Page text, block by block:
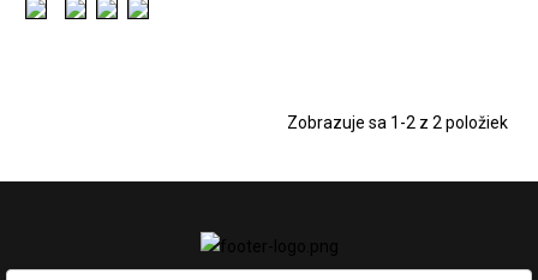
Zobrazuje sa 1-2 z 2 položiek